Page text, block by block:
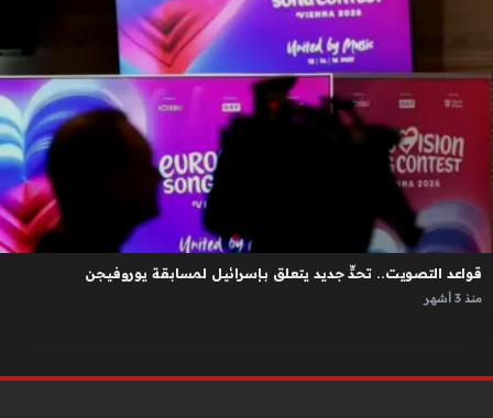
قواعد التصويت.. تحدٍّ جديد يتعلق بإسرائيل لمسابقة يوروفيجن
منذ 3 أشهر